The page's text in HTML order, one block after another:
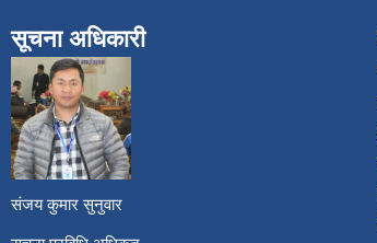
सूचना अधिकारी
संजय कुमार सुनुवार